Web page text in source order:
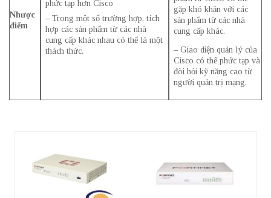
Nhược
điểm
phức tạp hơn Cisco
– Trong một số trường hợp, tích
hợp các sản phẩm từ các nhà
cung cấp khác nhau có thể là một
thách thức.
gặp khó khăn với các
sản phẩm từ các nhà
cung cấp khác.
– Giao diện quản lý của
Cisco có thể phức tạp và
đòi hỏi kỹ năng cao từ
người quản trị mạng.